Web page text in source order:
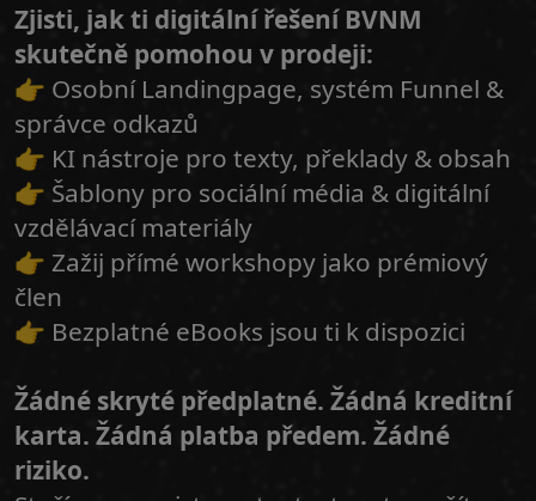
Zjisti, jak ti digitální řešení BVNM
skutečně pomohou v prodeji:
👉 Osobní Landingpage, systém Funnel &
správce odkazů
👉 KI nástroje pro texty, překlady & obsah
👉 Šablony pro sociální média & digitální
vzdělávací materiály
👉 Zažij přímé workshopy jako prémiový
člen
👉 Bezplatné eBooks jsou ti k dispozici
Žádné skryté předplatné. Žádná kreditní
karta. Žádná platba předem. Žádné
riziko.